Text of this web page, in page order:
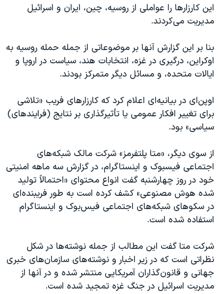
این کارزارها را عواملی از روسیه، چین، ایران و اسرائیل
مدیریت می‌کردند.
بنا بر این گزارش آنها بر موضوعاتی از جمله حمله روسیه به
اوکراین، درگیری در غزه، انتخابات هند، سیاست در اروپا و
ایالات متحده، و مسائل دیگر متمرکز بودند.
اوپن‌ای‌ در بیانیه‌ای اعلام کرد که کارزارهای فریب «تلاشی
برای تغییر افکار عمومی یا تأثیرگذاری بر نتایج (فرایندهای)
سیاسی» بود.
از سوی دیگر، «متا پلتفرمز» شرکت مالک شبکه‌های
اجتماعی فیسبوک و اینستاگرام، در گزارش سه ماهه امنیتی
خود در روز چهارشنبه گفت انواع محتوای «احتمالاً تولید
شده هوش مصنوعی» کشف کرده است به طور فریبنده‌ای
در سکوهای شبکه‌های اجتماعی فیس‌بوک و اینستاگرام
استفاده شده است.
شرکت متا گفت این مطالب از جمله نوشته‌ها در شکل
نظراتی است که در زیر اخبار و نوشته‌های سازمان‌های خبری
جهانی و قانون‌گذاران آمریکایی منتشر شده و در آنها از
مدیریت اسرائیل در جنگ غزه تمجید شده است.